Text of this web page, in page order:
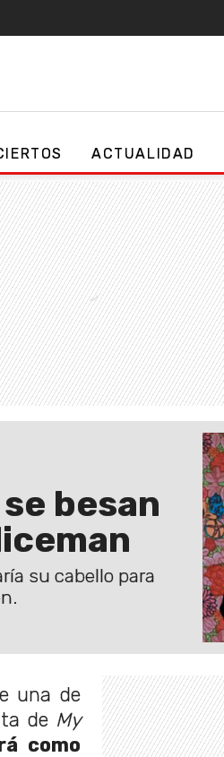
ACTUALIDAD
besan
su cabello para
una de
de My
como